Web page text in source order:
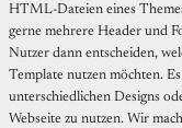
HTML-Dateien eines
gerne mehrere Header und
Nutzer dann entscheiden,
Template nutzen möchten.
unterschiedlichen Designs
Webseite zu nutzen. Wir